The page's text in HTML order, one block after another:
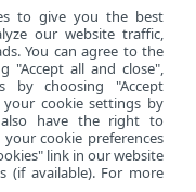
to give you the best
our website traffic,
You can agree to the
"Accept all and close",
by choosing "Accept
cookie settings by
also have the right to
cookie preferences
link in our website
(if available). For more